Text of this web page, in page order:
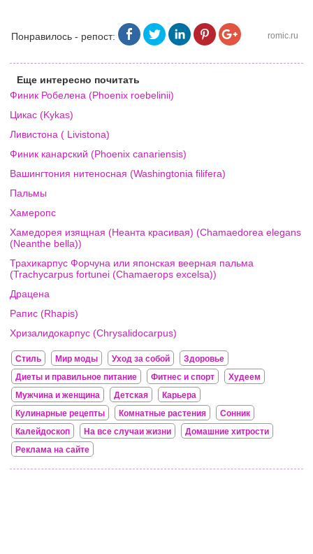
Понравилось - репост: romic.ru
Еще интересно почитать
Финик Робелена (Phoenix roebelinii)
Цикас (Kykas)
Ливистона ( Livistona)
Финик канарский (Phoenix canariensis)
Вашингтония нитеносная (Washingtonia filifera)
Пальмы
Хамеропс
Хамедорея изящная (Неанта красивая) (Chamaedorea elegans
(Neanthe bella))
Трахикарпус Форчуна или японская веерная пальма
(Trachycarpus fortunei (Chamaerops excelsa))
Драцена
Рапис (Rhapis)
Хризалидокарпус (Chrysalidocarpus)
Стиль Мир моды Уход за собой
Здоровье
Диеты и правильное питание
Фитнес и спорт
Худеем
Мужчина и женщина
Детская
Карьера
Кулинарные рецепты
Комнатные растения
Сонник
Калейдоскоп
На все случаи жизни
Домашние хитрости
Реклама на сайте